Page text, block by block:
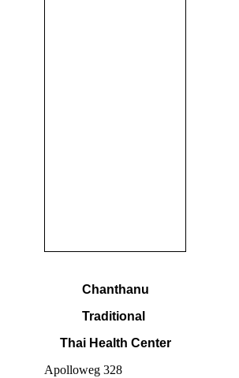
Chanthanu
Traditional
Thai Health Center
Apolloweg 328